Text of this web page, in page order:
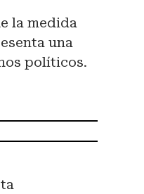
la medida
una
políticos.